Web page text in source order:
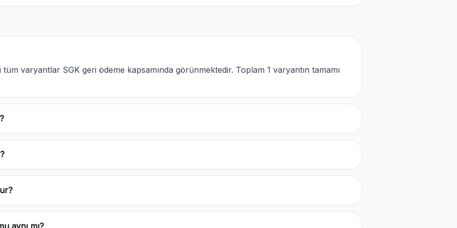
tüm varyantlar SGK geri ödeme kapsamında görünmektedir. Toplam 1 varyantın tamamı
aynı mı?